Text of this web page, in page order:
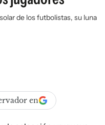
de los futbolistas, su luna
en